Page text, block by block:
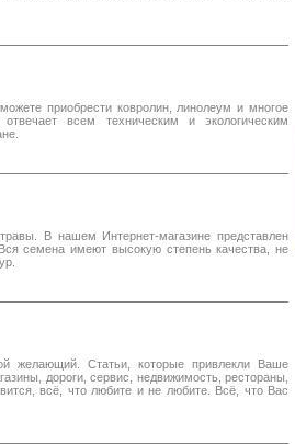
приобрести ковролин, линолеум и многое
всем техническим и экологическим
В нашем Интернет-магазине представлен
семена имеют высокую степень качества, не
желающий. Статьи, которые привлекли Ваше
дороги, сервис, недвижимость, рестораны,
всё, что любите и не любите. Всё, что Вас